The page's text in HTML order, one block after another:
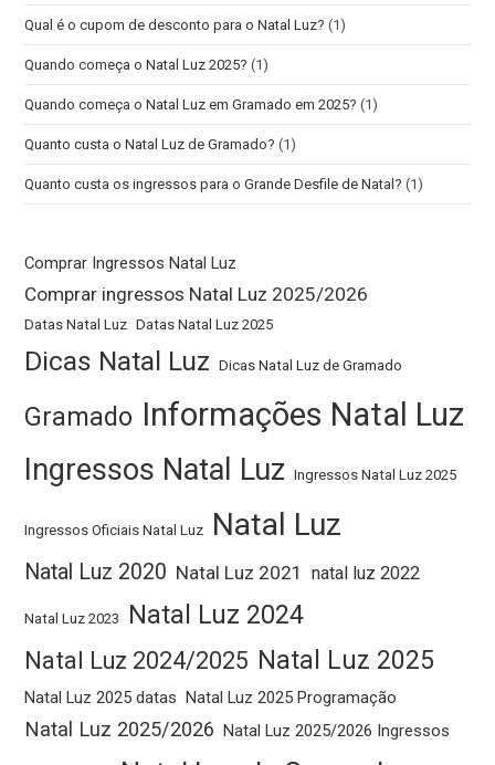
Qual é o cupom de desconto para o Natal Luz? (1)
Quando começa o Natal Luz 2025? (1)
Quando começa o Natal Luz em Gramado em 2025? (1)
Quanto custa o Natal Luz de Gramado? (1)
Quanto custa os ingressos para o Grande Desfile de Natal? (1)
Comprar Ingressos Natal Luz
Comprar ingressos Natal Luz 2025/2026
Datas Natal Luz Datas Natal Luz 2025
Dicas Natal Luz Dicas Natal Luz de Gramado
Gramado Informações Natal Luz
Ingressos Natal Luz Ingressos Natal Luz 2025
Ingressos Oficiais Natal Luz Natal Luz
Natal Luz 2020 Natal Luz 2021 natal luz 2022
Natal Luz 2023 Natal Luz 2024
Natal Luz 2024/2025 Natal Luz 2025
Natal Luz 2025 datas Natal Luz 2025 Programação
Natal Luz 2025/2026 Natal Luz 2025/2026 Ingressos